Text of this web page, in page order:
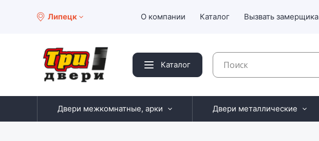
Липецк О компании Каталог Вызвать замерщика
Каталог
Двери межкомнатные, арки Двери металлические